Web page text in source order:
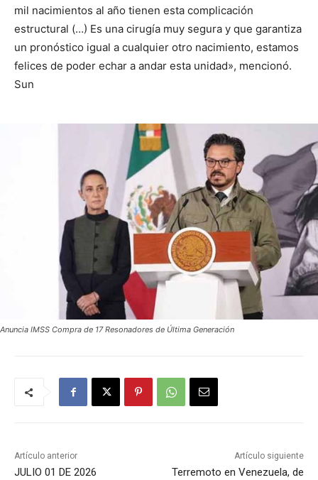
mil nacimientos al año tienen esta complicación
estructural (…) Es una cirugía muy segura y que garantiza
un pronóstico igual a cualquier otro nacimiento, estamos
felices de poder echar a andar esta unidad», mencionó.
Sun
Anuncia IMSS Compra de 17 Resonadores de Última Generación
Artículo anterior
JULIO 01 DE 2026
Artículo siguiente
Terremoto en Venezuela, de